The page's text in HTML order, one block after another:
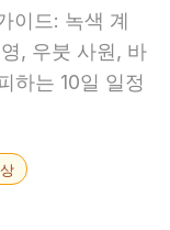
이드: 녹색 계
, 우붓 사원, 바
하는 10일 일정